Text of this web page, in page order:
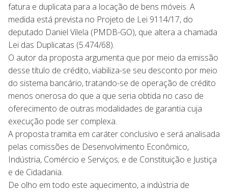
fatura e duplicata para a locação de bens móveis. A
medida está prevista no Projeto de Lei 9114/17, do
deputado Daniel Vilela (PMDB-GO), que altera a chamada
Lei das Duplicatas (5.474/68).
O autor da proposta argumenta que por meio da emissão
desse título de crédito, viabiliza-se seu desconto por meio
do sistema bancário, tratando-se de operação de crédito
menos onerosa do que a que seria obtida no caso de
oferecimento de outras modalidades de garantia cuja
execução pode ser complexa.
A proposta tramita em caráter conclusivo e será analisada
pelas comissões de Desenvolvimento Econômico,
Indústria, Comércio e Serviços; e de Constituição e Justiça
e de Cidadania.
De olho em todo este aquecimento, a indústria de